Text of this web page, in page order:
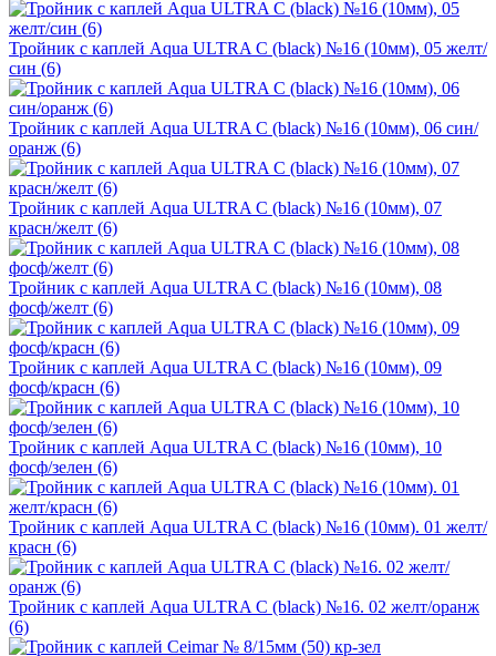
Тройник с каплей Aqua ULTRA C (black) №16 (10мм), 05 желт/
син (6)
Тройник с каплей Aqua ULTRA C (black) №16 (10мм), 06 син/
оранж (6)
Тройник с каплей Aqua ULTRA C (black) №16 (10мм), 07
красн/желт (6)
Тройник с каплей Aqua ULTRA C (black) №16 (10мм), 08
фосф/желт (6)
Тройник с каплей Aqua ULTRA C (black) №16 (10мм), 09
фосф/красн (6)
Тройник с каплей Aqua ULTRA C (black) №16 (10мм), 10
фосф/зелен (6)
Тройник с каплей Aqua ULTRA C (black) №16 (10мм). 01 желт/
красн (6)
Тройник с каплей Aqua ULTRA C (black) №16. 02 желт/оранж
(6)